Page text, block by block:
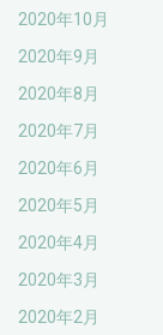
2020年10月
2020年9月
2020年8月
2020年7月
2020年6月
2020年5月
2020年4月
2020年3月
2020年2月